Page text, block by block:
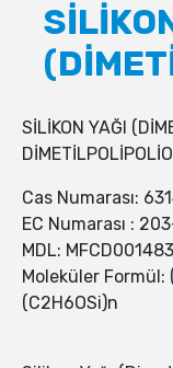
SİLİKON YAĞI
Cas Numarası:
EC Numarası :
MDL:
Moleküler Formül:
(C2H6OSi)n